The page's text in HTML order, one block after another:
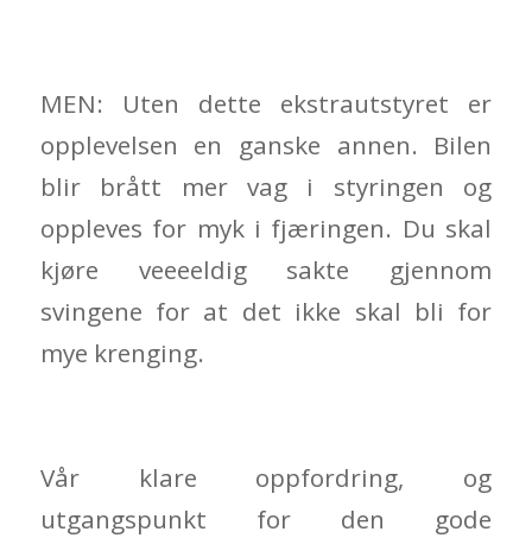
MEN: Uten dette ekstrautstyret er
opplevelsen en ganske annen. Bilen
blir brått mer vag i styringen og
oppleves for myk i fjæringen. Du skal
kjøre veeeeldig sakte gjennom
svingene for at det ikke skal bli for
mye krenging.
Vår klare oppfordring, og
utgangspunkt for den gode